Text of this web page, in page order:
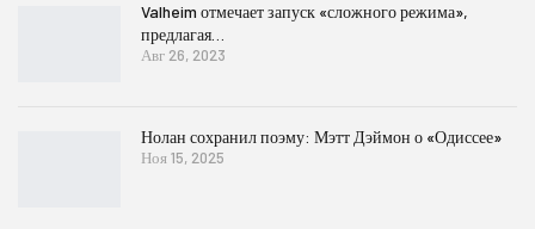
Valheim отмечает запуск «сложного режима»,
предлагая…
Авг 26, 2023
Нолан сохранил поэму: Мэтт Дэймон о «Одиссее»
Ноя 15, 2025